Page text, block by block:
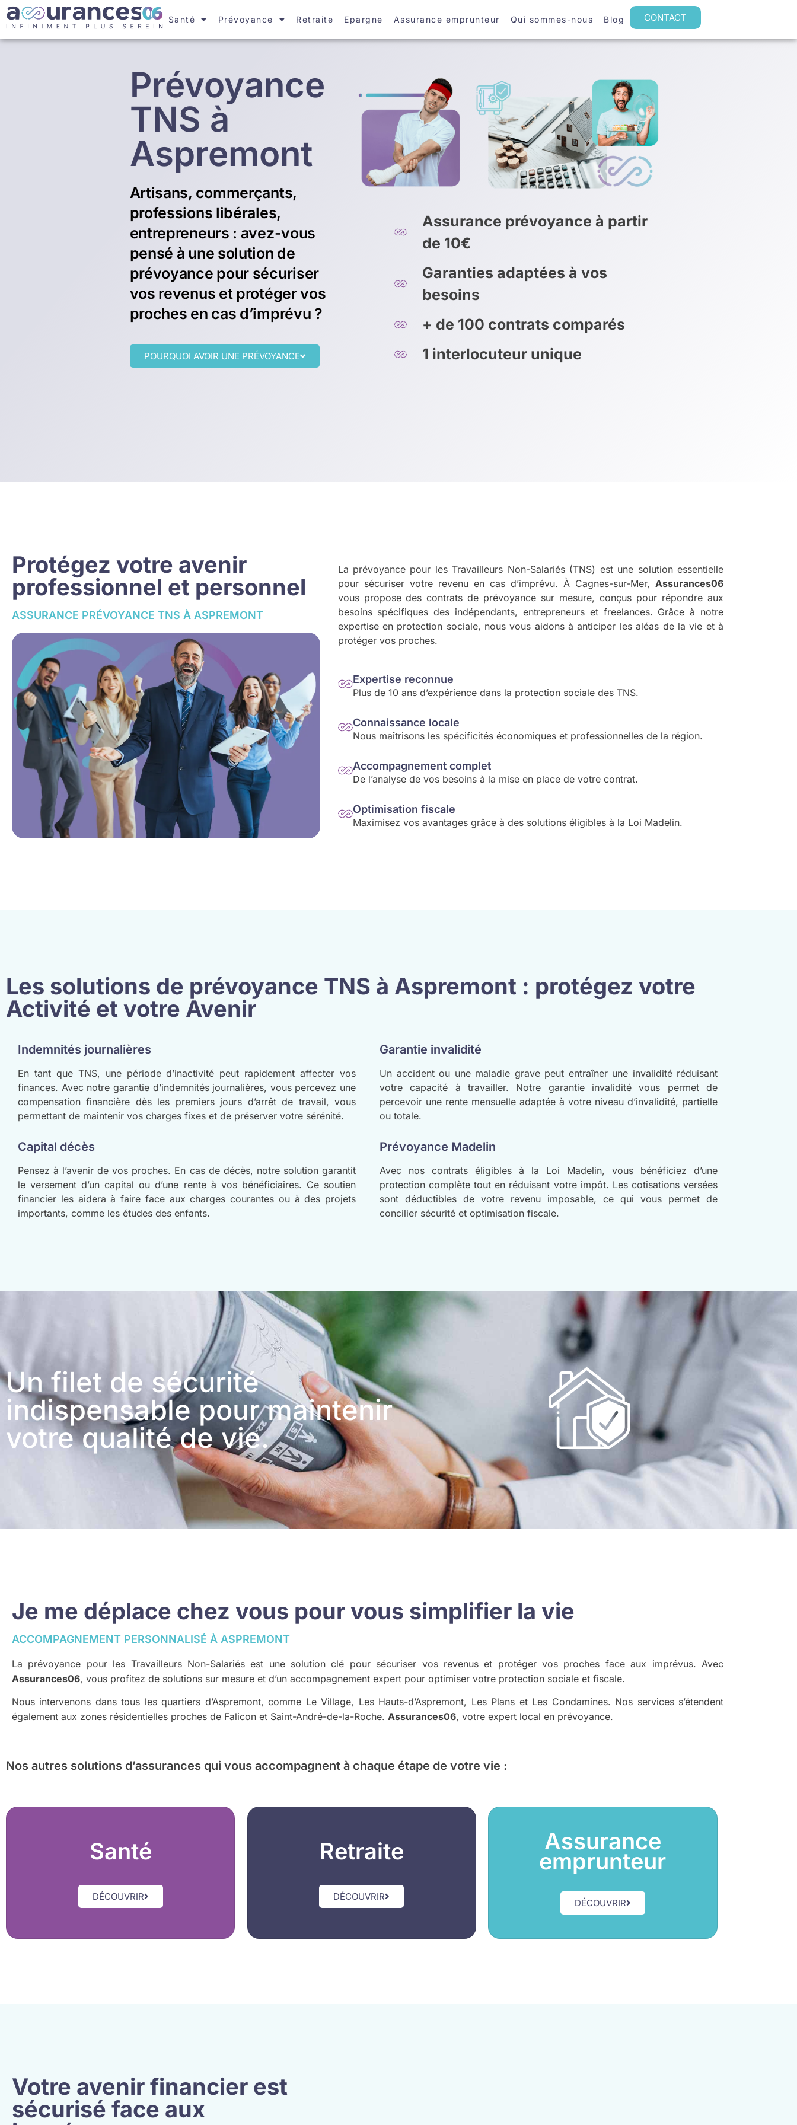
Santé Prévoyance Retraite Epargne Assurance emprunteur Qui sommes-nous Blog CONTACT
Prévoyance
TNS à
Aspremont
Artisans, commerçants,
professions libérales,
entrepreneurs : avez-vous
pensé à une solution de
prévoyance pour sécuriser
vos revenus et protéger vos
proches en cas d’imprévu ?
POURQUOI AVOIR UNE PRÉVOYANCE
Assurance prévoyance à partir
de 10€
Garanties adaptées à vos
besoins
+ de 100 contrats comparés
1 interlocuteur unique
Protégez votre avenir
professionnel et personnel
ASSURANCE PRÉVOYANCE TNS À ASPREMONT
La prévoyance pour les Travailleurs Non-Salariés (TNS) est une solution essentielle
pour sécuriser votre revenu en cas d’imprévu. À Cagnes-sur-Mer, Assurances06
vous propose des contrats de prévoyance sur mesure, conçus pour répondre aux
besoins spécifiques des indépendants, entrepreneurs et freelances. Grâce à notre
expertise en protection sociale, nous vous aidons à anticiper les aléas de la vie et à
protéger vos proches.
Expertise reconnue
Plus de 10 ans d’expérience dans la protection sociale des TNS.
Connaissance locale
Nous maîtrisons les spécificités économiques et professionnelles de la région.
Accompagnement complet
De l’analyse de vos besoins à la mise en place de votre contrat.
Optimisation fiscale
Maximisez vos avantages grâce à des solutions éligibles à la Loi Madelin.
Les solutions de prévoyance TNS à Aspremont : protégez votre
Activité et votre Avenir
Indemnités journalières
En tant que TNS, une période d’inactivité peut rapidement affecter vos
finances. Avec notre garantie d’indemnités journalières, vous percevez une
compensation financière dès les premiers jours d’arrêt de travail, vous
permettant de maintenir vos charges fixes et de préserver votre sérénité.
Garantie invalidité
Un accident ou une maladie grave peut entraîner une invalidité réduisant
votre capacité à travailler. Notre garantie invalidité vous permet de
percevoir une rente mensuelle adaptée à votre niveau d’invalidité, partielle
ou totale.
Capital décès
Pensez à l’avenir de vos proches. En cas de décès, notre solution garantit
le versement d’un capital ou d’une rente à vos bénéficiaires. Ce soutien
financier les aidera à faire face aux charges courantes ou à des projets
importants, comme les études des enfants.
Prévoyance Madelin
Avec nos contrats éligibles à la Loi Madelin, vous bénéficiez d’une
protection complète tout en réduisant votre impôt. Les cotisations versées
sont déductibles de votre revenu imposable, ce qui vous permet de
concilier sécurité et optimisation fiscale.
Un filet de sécurité
indispensable pour maintenir
votre qualité de vie.
Je me déplace chez vous pour vous simplifier la vie
ACCOMPAGNEMENT PERSONNALISÉ À ASPREMONT
La prévoyance pour les Travailleurs Non-Salariés est une solution clé pour sécuriser vos revenus et protéger vos proches face aux imprévus. Avec
Assurances06, vous profitez de solutions sur mesure et d’un accompagnement expert pour optimiser votre protection sociale et fiscale.
Nous intervenons dans tous les quartiers d’Aspremont, comme Le Village, Les Hauts-d’Aspremont, Les Plans et Les Condamines. Nos services s’étendent
également aux zones résidentielles proches de Falicon et Saint-André-de-la-Roche. Assurances06, votre expert local en prévoyance.
Nos autres solutions d’assurances qui vous accompagnent à chaque étape de votre vie :
Santé
DÉCOUVRIR
Retraite
DÉCOUVRIR
Assurance
emprunteur
DÉCOUVRIR
Votre avenir financier est
sécurisé face aux